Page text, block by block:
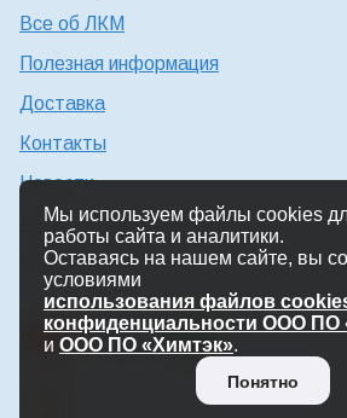
Все об ЛКМ
Полезная информация
Доставка
Контакты
Новости
Консультация технолога
Работа в Химтэк
Мы используем файлы cookies
работы сайта и аналитики.
Оставаясь на нашем сайте, вы
условиями
использования файлов
конфиденциальности ООО ПО
и ООО ПО «Химтэк».
Понятно